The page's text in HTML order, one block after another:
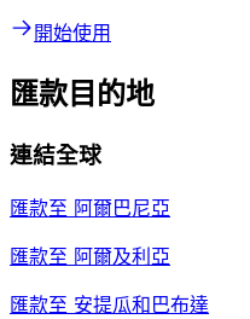
開始使用
匯款目的地
連結全球
匯款至 阿爾巴尼亞
匯款至 阿爾及利亞
匯款至 安提瓜和巴布達